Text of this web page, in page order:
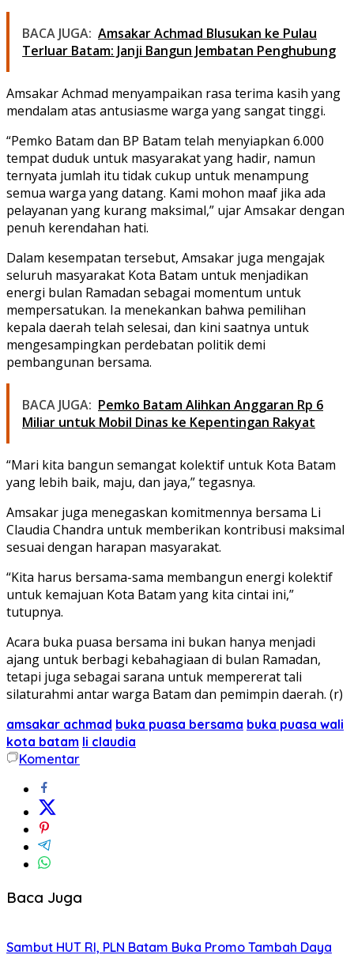
BACA JUGA: Amsakar Achmad Blusukan ke Pulau
Terluar Batam: Janji Bangun Jembatan Penghubung
Amsakar Achmad menyampaikan rasa terima kasih yang
mendalam atas antusiasme warga yang sangat tinggi.
“Pemko Batam dan BP Batam telah menyiapkan 6.000
tempat duduk untuk masyarakat yang hadir, namun
ternyata jumlah itu tidak cukup untuk menampung
semua warga yang datang. Kami mohon maaf jika ada
pelayanan yang kurang maksimal,” ujar Amsakar dengan
penuh kerendahan hati.
Dalam kesempatan tersebut, Amsakar juga mengajak
seluruh masyarakat Kota Batam untuk menjadikan
energi bulan Ramadan sebagai momentum untuk
mempersatukan. Ia menekankan bahwa pemilihan
kepala daerah telah selesai, dan kini saatnya untuk
mengesampingkan perdebatan politik demi
pembangunan bersama.
BACA JUGA: Pemko Batam Alihkan Anggaran Rp 6
Miliar untuk Mobil Dinas ke Kepentingan Rakyat
“Mari kita bangun semangat kolektif untuk Kota Batam
yang lebih baik, maju, dan jaya,” tegasnya.
Amsakar juga menegaskan komitmennya bersama Li
Claudia Chandra untuk memberikan kontribusi maksimal
sesuai dengan harapan masyarakat.
“Kita harus bersama-sama membangun energi kolektif
untuk kemajuan Kota Batam yang kita cintai ini,”
tutupnya.
Acara buka puasa bersama ini bukan hanya menjadi
ajang untuk berbagi kebahagiaan di bulan Ramadan,
tetapi juga sebagai sarana untuk mempererat tali
silaturahmi antar warga Batam dan pemimpin daerah. (r)
amsakar achmad buka puasa bersama buka puasa wali
kota batam li claudia
Komentar
Baca Juga
Sambut HUT RI, PLN Batam Buka Promo Tambah Daya